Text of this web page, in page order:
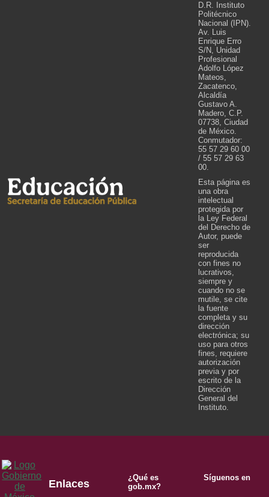
D.R. Instituto
Politécnico
Nacional (IPN).
Av. Luis
Enrique Erro
S/N, Unidad
Profesional
Adolfo López
Mateos,
Zacatenco,
Alcaldía
Gustavo A.
Madero, C.P.
07738, Ciudad
de México.
Conmutador:
55 57 29 60 00
/ 55 57 29 63
00.
Esta página es
una obra
intelectual
protegida por
la Ley Federal
del Derecho de
Autor, puede
ser
reproducida
con fines no
lucrativos,
siempre y
cuando no se
mutile, se cite
la fuente
completa y su
dirección
electrónica; su
uso para otros
fines, requiere
autorización
previa y por
escrito de la
Dirección
General del
Instituto.
Enlaces
¿Qué es
gob.mx?
Síguenos en